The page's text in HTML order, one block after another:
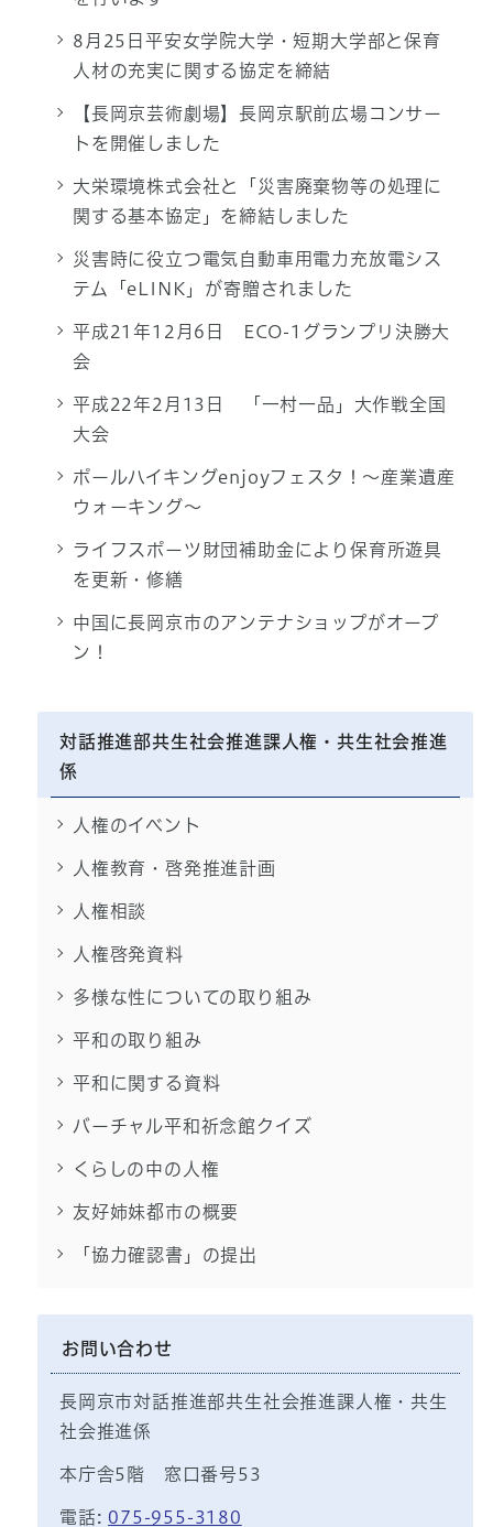
8月25日平安女学院大学・短期大学部と保育
人材の充実に関する協定を締結
【長岡京芸術劇場】長岡京駅前広場コンサー
トを開催しました
大栄環境株式会社と「災害廃棄物等の処理に
関する基本協定」を締結しました
災害時に役立つ電気自動車用電力充放電シス
テム「eLINK」が寄贈されました
平成21年12月6日 ECO-1グランプリ決勝大
会
平成22年2月13日 「一村一品」大作戦全国
大会
ポールハイキングenjoyフェスタ！～産業遺産
ウォーキング～
ライフスポーツ財団補助金により保育所遊具
を更新・修繕
中国に長岡京市のアンテナショップがオープ
ン！
対話推進部共生社会推進課人権・共生社会推進
係
人権のイベント
人権教育・啓発推進計画
人権相談
人権啓発資料
多様な性についての取り組み
平和の取り組み
平和に関する資料
バーチャル平和祈念館クイズ
くらしの中の人権
友好姉妹都市の概要
「協力確認書」の提出
お問い合わせ
長岡京市対話推進部共生社会推進課人権・共生
社会推進係
本庁舎5階 窓口番号53
電話: 075-955-3180